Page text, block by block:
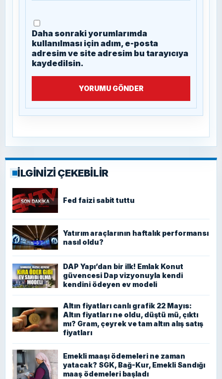
Daha sonraki yorumlarımda
kullanılması için adım, e-posta
adresim ve site adresim bu tarayıcıya
kaydedilsin.
YORUMU GÖNDER
İLGİNİZİ ÇEKEBİLİR
Fed faizi sabit tuttu
Yatırım araçlarının haftalık performansı
nasıl oldu?
DAP Yapı’dan bir ilk! Emlak Konut
güvencesi Dap vizyonuyla kendi
kendini ödeyen ev modeli
Altın fiyatları canlı grafik 22 Mayıs:
Altın fiyatları ne oldu, düştü mü, çıktı
mı? Gram, çeyrek ve tam altın alış satış
fiyatları
Emekli maaşı ödemeleri ne zaman
yatacak? SGK, Bağ-Kur, Emekli Sandığı
maaş ödemeleri başladı